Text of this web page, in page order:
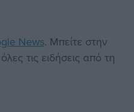
News. Μπείτε στην
τις ειδήσεις από τη